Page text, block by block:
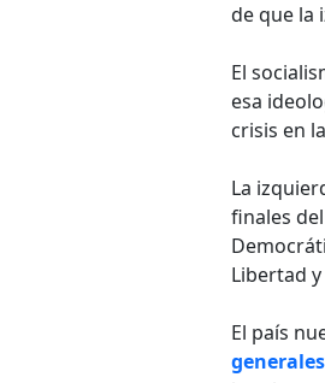
de que la
El
esa
crisis en
La
finales
Libertad
El país
generales